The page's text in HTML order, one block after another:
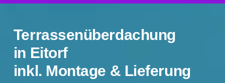
FAQ
Konfigurator
Terrassenüberdachung
in Eitorf
inkl. Montage & Lieferung